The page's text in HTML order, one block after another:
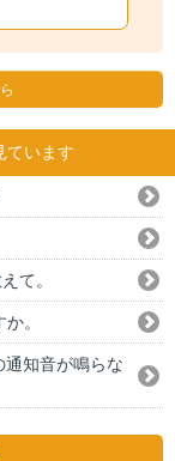
ています
て。
。
知音が鳴らな